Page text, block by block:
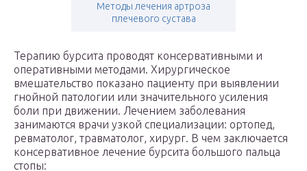
Методы лечения артроза
плечевого сустава
Терапию бурсита проводят консервативными и
оперативными методами. Хирургическое
вмешательство показано пациенту при выявлении
гнойной патологии или значительного усиления
боли при движении. Лечением заболевания
занимаются врачи узкой специализации: ортопед,
ревматолог, травматолог, хирург. В чем заключается
консервативное лечение бурсита большого пальца
стопы: